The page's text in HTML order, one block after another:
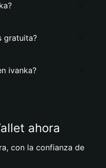
gratuita?
ivanka?
ahora
con la confianza de